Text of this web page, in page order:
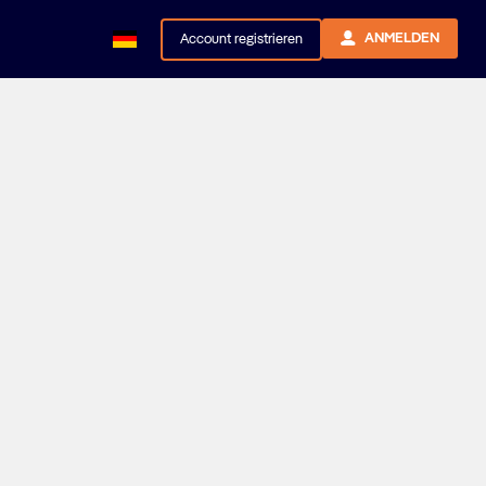
Account registrieren ANMELDEN